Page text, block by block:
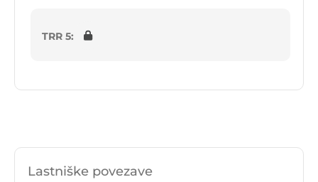
TRR 5:
Lastniške povezave